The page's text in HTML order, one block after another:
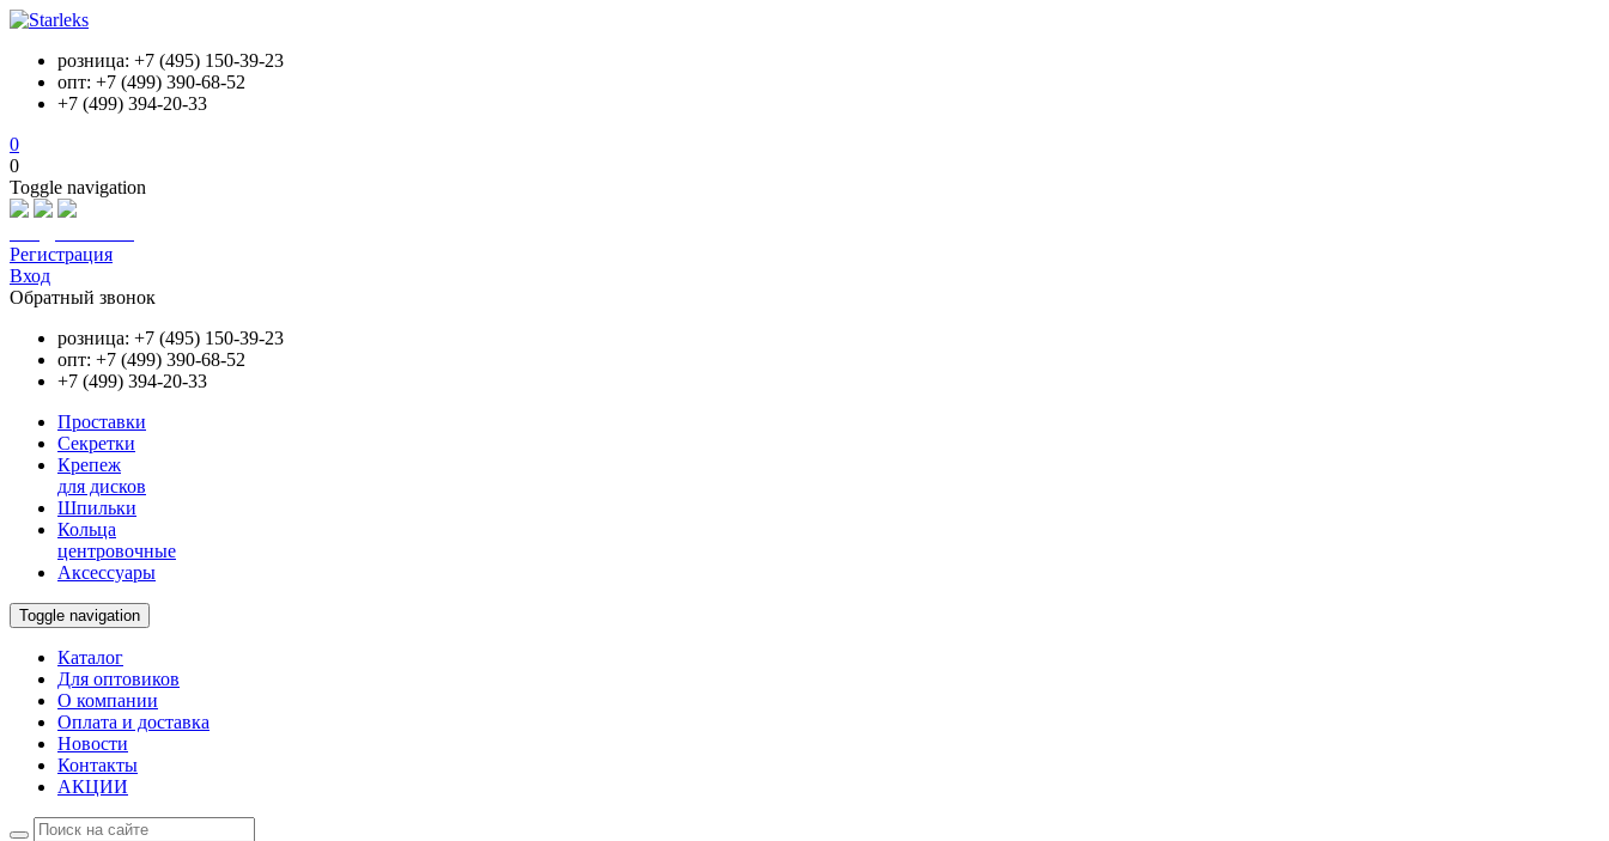
розница: +7 (495) 150-39-23
опт: +7 (499) 390-68-52
+7 (499) 394-20-33
0
0
Toggle navigation
Регистрация
Вход
Обратный звонок
розница: +7 (495) 150-39-23
опт: +7 (499) 390-68-52
+7 (499) 394-20-33
Проставки
Секретки
Крепеж
для дисков
Шпильки
Кольца
центровочные
Аксессуары
Toggle navigation
Каталог
Для оптовиков
О компании
Оплата и доставка
Новости
Контакты
АКЦИИ